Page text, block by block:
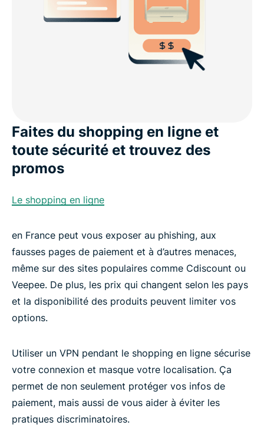
Faites du shopping en ligne et
toute sécurité et trouvez des
promos
Le shopping en ligne
en France peut vous exposer au phishing, aux
fausses pages de paiement et à d’autres menaces,
même sur des sites populaires comme Cdiscount ou
Veepee. De plus, les prix qui changent selon les pays
et la disponibilité des produits peuvent limiter vos
options.
Utiliser un VPN pendant le shopping en ligne sécurise
votre connexion et masque votre localisation. Ça
permet de non seulement protéger vos infos de
paiement, mais aussi de vous aider à éviter les
pratiques discriminatoires.